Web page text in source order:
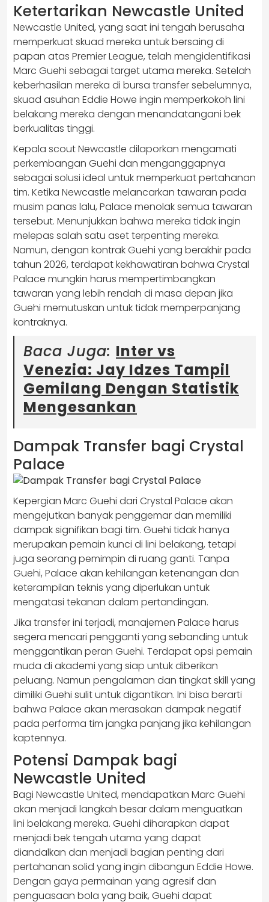
Ketertarikan Newcastle United
Newcastle United, yang saat ini tengah berusaha
memperkuat skuad mereka untuk bersaing di
papan atas Premier League, telah mengidentifikasi
Marc Guehi sebagai target utama mereka. Setelah
keberhasilan mereka di bursa transfer sebelumnya,
skuad asuhan Eddie Howe ingin memperkokoh lini
belakang mereka dengan menandatangani bek
berkualitas tinggi.
Kepala scout Newcastle dilaporkan mengamati
perkembangan Guehi dan menganggapnya
sebagai solusi ideal untuk memperkuat pertahanan
tim. Ketika Newcastle melancarkan tawaran pada
musim panas lalu, Palace menolak semua tawaran
tersebut. Menunjukkan bahwa mereka tidak ingin
melepas salah satu aset terpenting mereka.
Namun, dengan kontrak Guehi yang berakhir pada
tahun 2026, terdapat kekhawatiran bahwa Crystal
Palace mungkin harus mempertimbangkan
tawaran yang lebih rendah di masa depan jika
Guehi memutuskan untuk tidak memperpanjang
kontraknya.
Baca Juga: Inter vs
Venezia: Jay Idzes Tampil
Gemilang Dengan Statistik
Mengesankan
Dampak Transfer bagi Crystal
Palace
Kepergian Marc Guehi dari Crystal Palace akan
mengejutkan banyak penggemar dan memiliki
dampak signifikan bagi tim. Guehi tidak hanya
merupakan pemain kunci di lini belakang, tetapi
juga seorang pemimpin di ruang ganti. Tanpa
Guehi, Palace akan kehilangan ketenangan dan
keterampilan teknis yang diperlukan untuk
mengatasi tekanan dalam pertandingan.
Jika transfer ini terjadi, manajemen Palace harus
segera mencari pengganti yang sebanding untuk
menggantikan peran Guehi. Terdapat opsi pemain
muda di akademi yang siap untuk diberikan
peluang. Namun pengalaman dan tingkat skill yang
dimiliki Guehi sulit untuk digantikan. Ini bisa berarti
bahwa Palace akan merasakan dampak negatif
pada performa tim jangka panjang jika kehilangan
kaptennya.
Potensi Dampak bagi
Newcastle United
Bagi Newcastle United, mendapatkan Marc Guehi
akan menjadi langkah besar dalam menguatkan
lini belakang mereka. Guehi diharapkan dapat
menjadi bek tengah utama yang dapat
diandalkan dan menjadi bagian penting dari
pertahanan solid yang ingin dibangun Eddie Howe.
Dengan gaya permainan yang agresif dan
penguasaan bola yang baik, Guehi dapat